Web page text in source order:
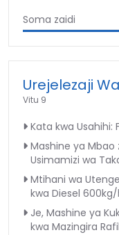
Soma zaidi
Urejelezaji
Vitu 9
Kata kwa Usahihi:
Mashine ya Mbao
Usimamizi wa
Mtihani wa
kwa Diesel
Je, Mashine ya
kwa Mazingira